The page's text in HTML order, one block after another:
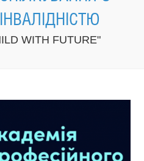
WITH FUTURE"